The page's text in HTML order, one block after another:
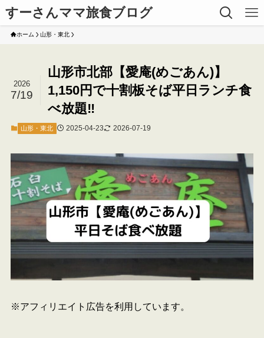
すーさんママ旅食ブログ
ホーム 山形・東北
山形市北部【愛庵(めごあん)】
1,150円で十割板そば平日ランチ食
べ放題‼
2026
7/19
山形・東北 2025-04-23 2026-07-19
※アフィリエイト広告を利用しています。